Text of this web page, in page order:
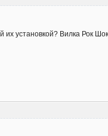
установкой? Вилка Рок